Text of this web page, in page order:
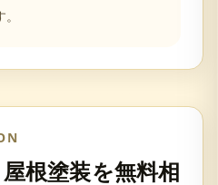
根塗装を無料相